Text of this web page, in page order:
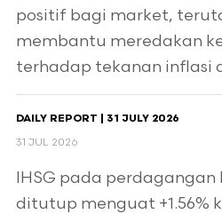
positif bagi market,
membantu meredakan
terhadap tekanan inflasi
DAILY REPORT | 31 JULY 2026
31 JUL 2026
IHSG pada perdagangan
ditutup menguat +1.56%